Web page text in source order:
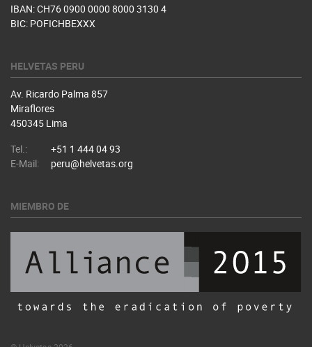
IBAN: CH76 0900 0000 8000 3130 4
BIC: POFICHBEXXX
HELVETAS PERU
Av. Ricardo Palma 857
Miraflores
450345 Lima
Tel.:
+51 1 444 04 93
E-Mail:
peru@helvetas.org
MIEMBRO DE